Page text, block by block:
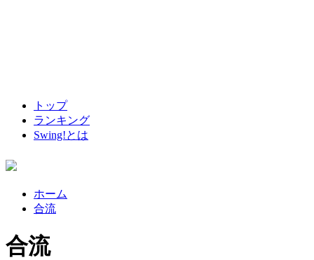
トップ
ランキング
Swing!とは
ホーム
合流
合流